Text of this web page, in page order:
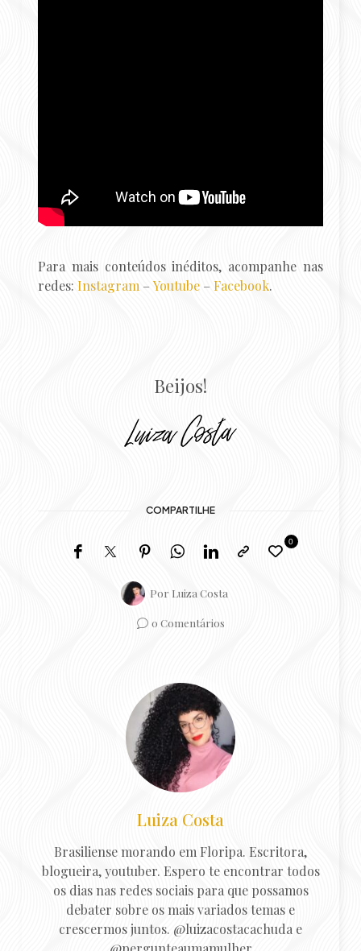
Para mais conteúdos inéditos, acompanhe nas
redes: Instagram –Youtube –Facebook.
Beijos!
COMPARTILHE
Por Luiza Costa
0
0 Comentários
Luiza Costa
Brasiliense morando em Floripa. Escritora,
blogueira, youtuber. Espero te encontrar todos
os dias nas redes sociais para que possamos
debater sobre os mais variados temas e
crescermos juntos. @luizacostacachuda e